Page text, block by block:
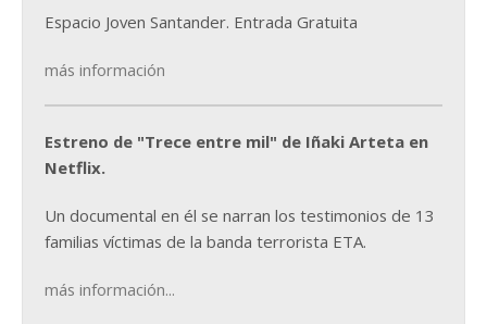
Espacio Joven Santander. Entrada Gratuita
más información
Estreno de "Trece entre mil" de Iñaki Arteta en
Netflix.
Un documental en él se narran los testimonios de 13
familias víctimas de la banda terrorista ETA.
más información...